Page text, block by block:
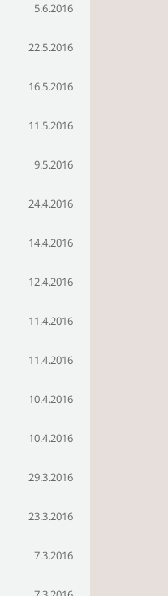
5.6.2016
22.5.2016
16.5.2016
11.5.2016
9.5.2016
24.4.2016
14.4.2016
12.4.2016
11.4.2016
11.4.2016
10.4.2016
10.4.2016
29.3.2016
23.3.2016
7.3.2016